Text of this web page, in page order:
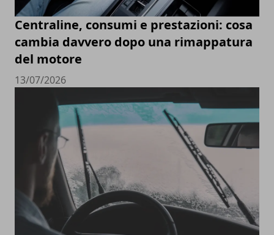
Centraline, consumi e prestazioni: cosa
cambia davvero dopo una rimappatura
del motore
13/07/2026